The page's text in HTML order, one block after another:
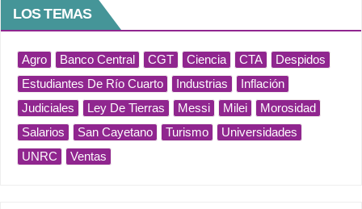
LOS TEMAS
Agro Banco Central CGT Ciencia CTA
Despidos
Estudiantes De Río Cuarto
Industrias
Inflación
Judiciales
Ley De Tierras Messi Milei
Morosidad
Salarios
San Cayetano Turismo
Universidades
UNRC
Ventas